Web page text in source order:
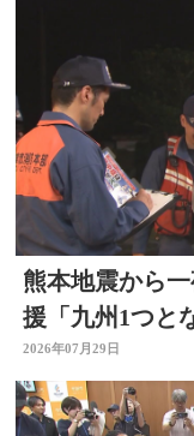
熊本地震から
援「九州1つと
看護師、水道局
2026年07月29日